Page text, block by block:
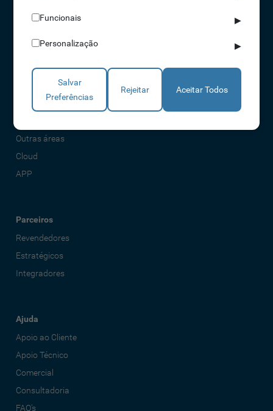
Soluções
Acessos
Torniquetes
Parques Auto
Rondas e Serviços
Outras áreas
Cloud
APP
Parceiros
Revendedores
Estratégicos
Integradores
Ajuda
Apoio ao Cliente
Apoio Técnico
Comercial
Consultadoria
FAQ's
Funcionais ▶
Personalização ▶
Salvar
Preferências
Rejeitar Aceitar Todos